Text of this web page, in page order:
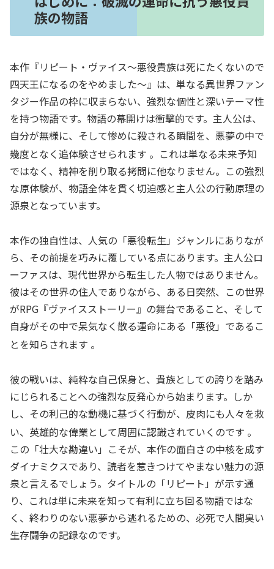
族の物語
本作『リピート・ヴァイス～悪役貴族は死にたくないので
四天王になるのをやめました～』は、単なる異世界ファン
タジー作品の枠に収まらない、強烈な個性と深いテーマ性
を持つ物語です。物語の幕開けは衝撃的です。主人公は、
自分が無様に、そして惨めに殺される瞬間を、悪夢の中で
幾度となく追体験させられます 。これは単なる未来予知
ではなく、精神を削り取る拷問に他なりません。この強烈
な原体験が、物語全体を貫く切迫感と主人公の行動原理の
源泉となっています。
本作の独自性は、人気の「悪役転生」ジャンルにありなが
ら、その前提を巧みに覆している点にあります。主人公ロ
ーファスは、現代世界から転生した人物ではありません。
彼はその世界の住人でありながら、ある日突然、この世界
がRPG『ヴァイスストーリー』の舞台であること、そして
自身がその中で呆気なく散る運命にある「悪役」であるこ
とを知らされます 。
彼の戦いは、純粋な自己保身と、貴族としての誇りを踏み
にじられることへの強烈な反発心から始まります。しか
し、その利己的な動機に基づく行動が、皮肉にも人々を救
い、英雄的な偉業として周囲に認識されていくのです 。
この「壮大な勘違い」こそが、本作の面白さの中核を成す
ダイナミクスであり、読者を惹きつけてやまない魅力の源
泉と言えるでしょう。タイトルの「リピート」が示す通
り、これは単に未来を知って有利に立ち回る物語ではな
く、終わりのない悪夢から逃れるための、必死で人間臭い
生存闘争の記録なのです。